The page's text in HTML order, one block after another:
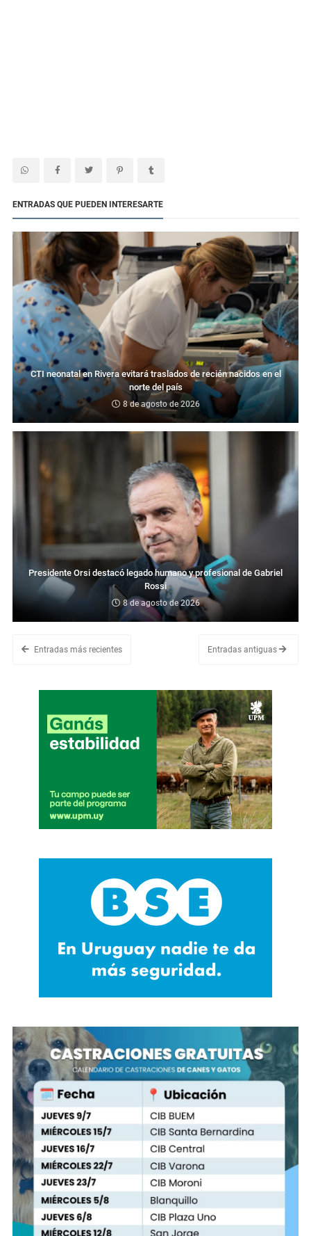
ENTRADAS QUE PUEDEN INTERESARTE
CTI neonatal en Rivera evitará traslados de recién nacidos en el
norte del país
8 de agosto de 2026
Presidente Orsi destacó legado humano y profesional de Gabriel
Rossi
8 de agosto de 2026
Entradas más recientes Entradas antiguas